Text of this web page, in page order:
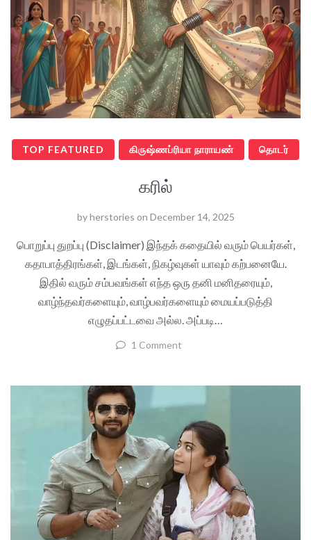
TOP FEATURED கிருஷ்ணப்ரியா நாராயண் தொடர்
கரில்
byherstories on December 14, 2025
பொறுப்பு துறப்பு (Disclaimer) இந்தக் கதையில் வரும் பெயர்கள்,
கதாபாத்திரங்கள், இடங்கள், நிகழ்வுகள் யாவும் கற்பனையே.
இதில் வரும் சம்பவங்கள் எந்த ஒரு தனி மனிதரையும்,
வாழ்ந்தவர்களையும், வாழ்பவர்களையும் மையப்படுத்தி
எழுதப்பட்டவை அல்ல. அப்படி…
1 Comment